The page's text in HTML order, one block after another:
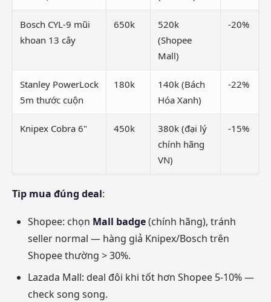
Bosch CYL-9 mũi
khoan 13 cây
650k
520k
(Shopee
Mall)
-20%
Stanley PowerLock
5m thước cuộn
180k
140k (Bách
Hóa Xanh)
-22%
Knipex Cobra 6" 450k
380k (đại lý
chính hãng
VN)
-15%
Tip mua đúng deal:
Shopee: chọn Mall badge(chính hãng), tránh
seller normal — hàng giả Knipex/Bosch trên
Shopee thường > 30%.
Lazada Mall: deal đôi khi tốt hơn Shopee 5-10% —
check song song.